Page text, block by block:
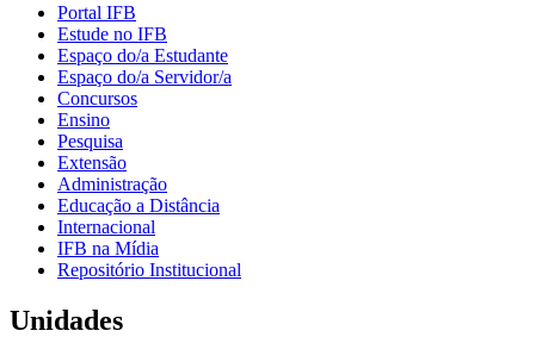
Portal IFB
Estude no IFB
Espaço do/a Estudante
Espaço do/a Servidor/a
Concursos
Ensino
Pesquisa
Extensão
Administração
Educação a Distância
Internacional
IFB na Mídia
Repositório Institucional
Unidades